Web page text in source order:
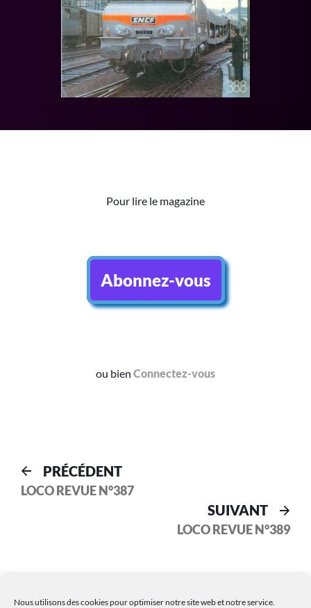
Nous utilisons des cookies pour optimiser notre site web et notre service.
Pour lire le magazine
Abonnez-vous
ou bien Connectez-vous
PRÉCÉDENT
LOCO REVUE N°387
SUIVANT
LOCO REVUE N°389